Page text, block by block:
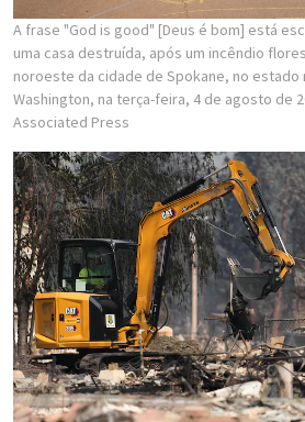
A frase "God is good" [Deus é bom] está
uma casa destruída, após um incêndio
noroeste da cidade de Spokane, no estado
Washington, na terça-feira, 4 de agosto de
Associated Press